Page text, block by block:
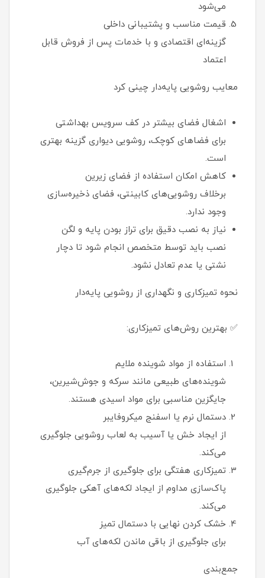
می‌شود
قیمت مناسب و پشتیبانی داخلی
گزینه‌ای اقتصادی و با خدمات پس از فروش قابل
اعتماد
معایب روشویی پایه‌دار چینی کرد
اشغال فضای بیشتر در کف سرویس بهداشتی
برای فضاهای کوچک، روشویی دیواری گزینه بهتری
است.
کاهش امکان استفاده از فضای زیرین
برخلاف روشویی‌های کابینتی، فضای ذخیره‌سازی
وجود ندارد.
نیاز به نصب دقیق برای تراز بودن پایه و لگن
نصب باید توسط متخصص انجام شود تا دچار
نشتی یا عدم تعادل نشود.
نحوه تمیزکاری و نگهداری از روشویی پایه‌دار
✅ بهترین روش‌های تمیزکاری:
استفاده از مواد شوینده ملایم
شوینده‌های طبیعی مانند سرکه و جوش‌شیرین،
جایگزین مناسبی برای مواد اسیدی هستند.
دستمال نرم یا اسفنج میکروفایبر
از ایجاد خش یا آسیب به لعاب روشویی جلوگیری
می‌کند.
تمیزکاری هفتگی برای جلوگیری از جرم‌گیری
پاک‌سازی مداوم از ایجاد لکه‌های آهکی جلوگیری
می‌کند.
خشک کردن نهایی با دستمال تمیز
برای جلوگیری از باقی ماندن لکه‌های آب
جمع‌بندی